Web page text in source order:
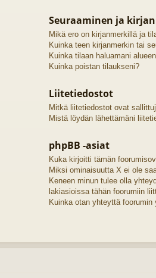
Seuraaminen ja
Mikä ero on kirjanmerkillä ja
Kuinka teen kirjanmerkin tai
Kuinka tilaan haluamani
Kuinka poistan tilaukseni?
Liitetiedostot
Mitkä liitetiedostot ovat
Mistä löydän lähettämäni
phpBB -asiat
Kuka kirjoitti tämän
Miksi ominaisuutta X ei ole
Keneen minun tulee olla
lakiasioissa tähän foorumiin
Kuinka otan yhteyttä foorumin